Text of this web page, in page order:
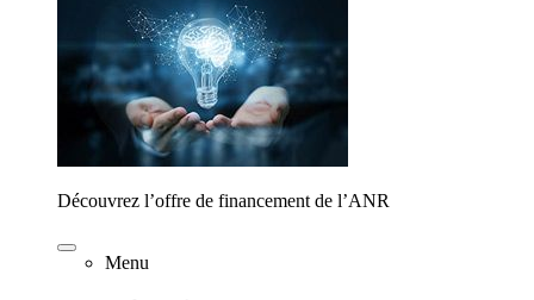
Découvrez l’offre de financement de l’ANR
Menu